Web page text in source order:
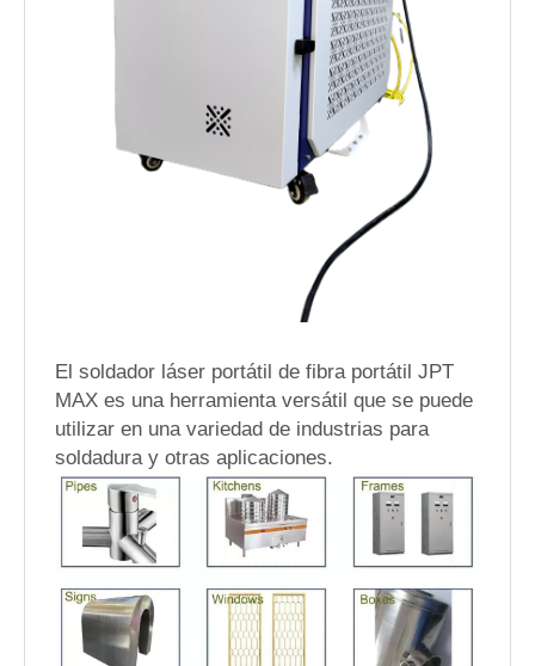
El soldador láser portátil de fibra portátil JPT
MAX es una herramienta versátil que se puede
utilizar en una variedad de industrias para
soldadura y otras aplicaciones.